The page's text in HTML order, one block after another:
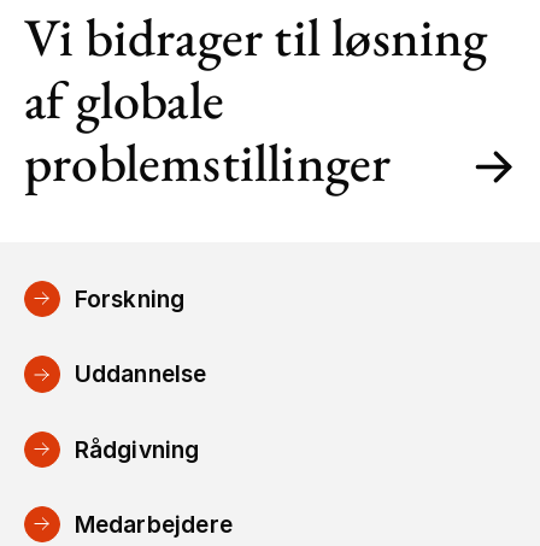
Vi bidrager til løsning
af globale
problemstillinger
Forskning
Uddannelse
Rådgivning
Medarbejdere